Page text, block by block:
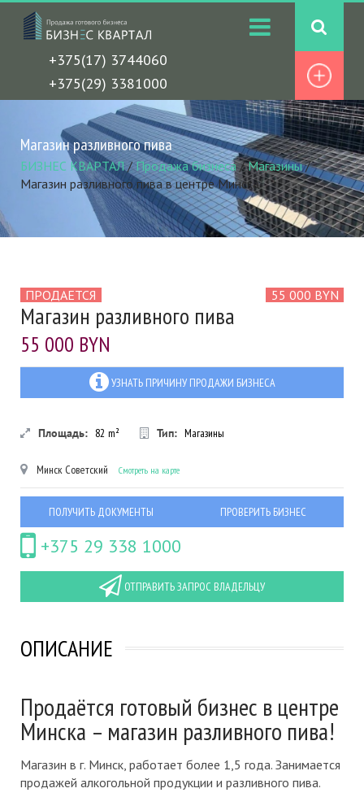
+375(17) 3744060
+375(29) 3381000
Магазин разливного пива
БИЗНЕС КВАРТАЛ/Продажа бизнеса/Магазины/
Магазин разливного пива в центре Минска
ПРОДАЕТСЯ 55 000 BYN
Магазин разливного пива
55 000 BYN
УЗНАТЬ ПРИЧИНУ ПРОДАЖИ БИЗНЕСА
Площадь: 82 m² Тип: Магазины
Минск Советский Смотреть на карте
ПОЛУЧИТЬ ДОКУМЕНТЫ ПРОВЕРИТЬ БИЗНЕС
+375 29 338 1000
ОТПРАВИТЬ ЗАПРОС ВЛАДЕЛЬЦУ
ОПИСАНИЕ
Продаётся готовый бизнес в центре
Минска – магазин разливного пива!
Магазин в г. Минск, работает более 1,5 года. Занимается
продажей алкогольной продукции и разливного пива.